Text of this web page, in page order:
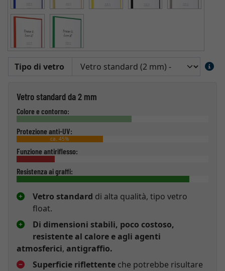
Tipo di vetro
Vetro standard da 2 mm
Colore e contorno:
Protezione anti-UV:
ca. 45%
Funzione antiriflesso:
Resistenza ai graffi:
Vetro standard di alta qualità, tipo vetro
float.
Di dimensioni stabili, poco costoso,
resistente al calore e agli agenti
atmosferici, antigraffio.
Superficie riflettente che potrebbe risultare